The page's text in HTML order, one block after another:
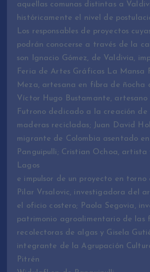
aquellas comunas distintas a
históricamente el nivel de
Los responsables de proyectos
podrán conocerse a través de la
son Ignacio Gómez, de Valdivia,
Feria de Artes Gráficas La Mansa
Meza, artesana en fibra de ñocha
Víctor Hugo Bustamante,
Futrono dedicado a la creación de
maderas recicladas; Juan David
migrante de Colombia asentado en
Panguipulli; Cristian Ochoa, artista
Lagos
e impulsor de un proyecto en torno
Pilar Vrsalovic, investigadora del
el oficio costero; Paola Segovia,
patrimonio agroalimentario de las
recolectoras de algas y Gisela
integrante de la Agrupación
Pitrén